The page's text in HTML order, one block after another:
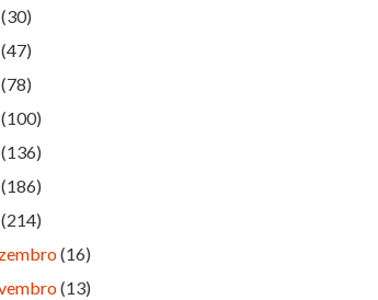
(30)
(47)
(78)
(100)
(136)
(186)
(214)
(16)
(13)